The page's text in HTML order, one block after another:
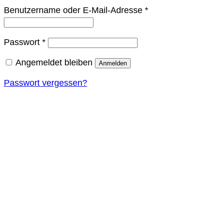
Benutzername oder E-Mail-Adresse *Erforderlich
Passwort *Erforderlich
Angemeldet bleiben Anmelden
Passwort vergessen?